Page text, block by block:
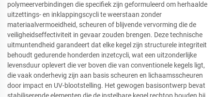
polymeerverbindingen die specifiek zijn geformuleerd om herhaalde
uitzettings- en inklappingscycli te weerstaan zonder
materiaalvermoeidheid, scheuren of blijvende vervorming die de
veiligheidseffectiviteit in gevaar zouden brengen. Deze technische
uitmuntendheid garandeert dat elke kegel zijn structurele integriteit
behoudt gedurende honderden inzetcycli, wat een uitzonderlijke
levensduur oplevert die ver boven die van conventionele kegels ligt,
die vaak onderhevig zijn aan basis scheuren en lichaamsscheuren
door impact en UV-blootstelling. Het gewogen basisontwerp bevat